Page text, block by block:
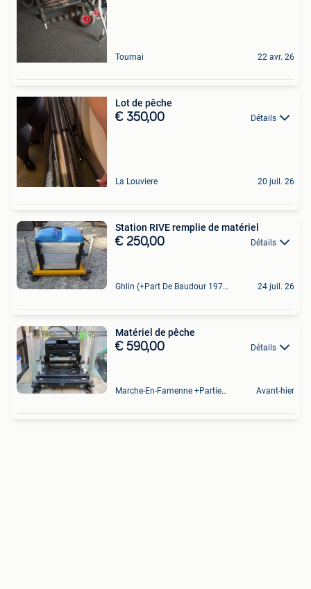
Tournai 22 avr. 26
Lot de pêche
€ 350,00 Détails
La Louviere 20 juil. 26
Station RIVE remplie de matériel
€ 250,00 Détails
Ghlin (+Part De Baudour 1971) 24 juil. 26
Matériel de pêche
€ 590,00 Détails
Marche-En-Famenne +Partie De Baillonville Et Noiseux Avant-hier